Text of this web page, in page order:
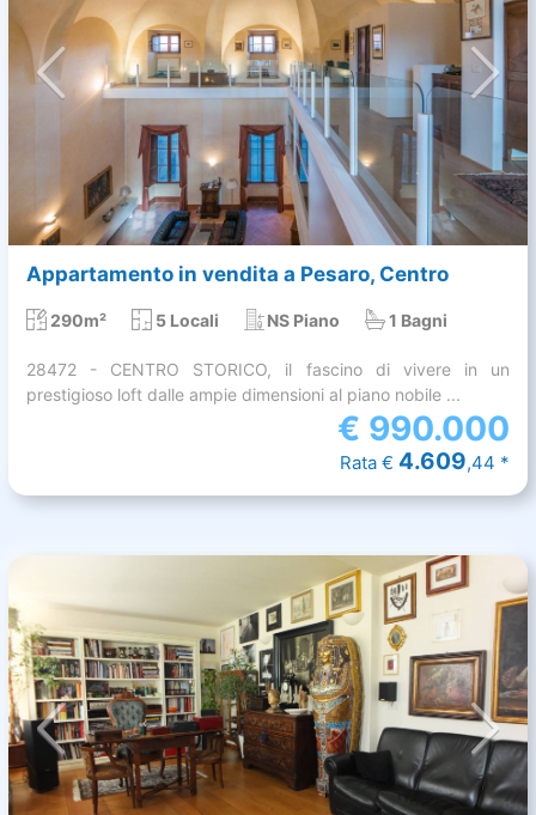
Appartamento in vendita a Pesaro, Centro
290m² 5 Locali NS Piano 1 Bagni
28472 - CENTRO STORICO, il fascino di vivere in un
prestigioso loft dalle ampie dimensioni al piano nobile ...
€ 990.000
Rata € 4.609,44 *